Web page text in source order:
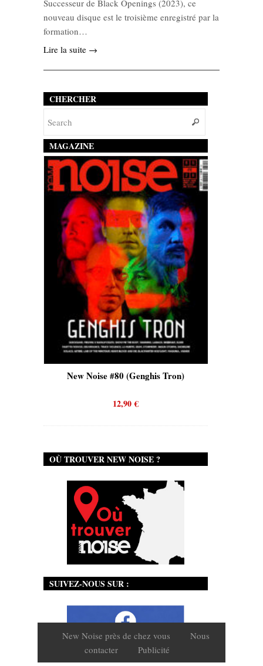
Successeur de Black Openings (2023), ce
nouveau disque est le troisième enregistré par la
formation…
Lire la suite →
CHERCHER
MAGAZINE
New Noise #80 (Genghis Tron)
12,90€
OÙ TROUVER NEW NOISE ?
SUIVEZ-NOUS SUR :
New Noise près de chez vous
Nous
contacter
Publicité